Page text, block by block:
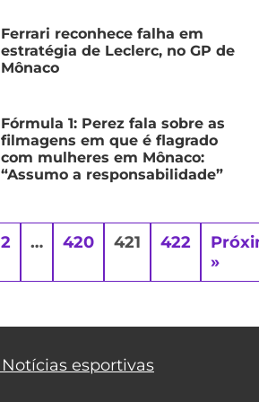
Ferrari reconhece falha em
estratégia de Leclerc, no GP de
Mônaco
Fórmula 1: Perez fala sobre as
filmagens em que é flagrado
com mulheres em Mônaco:
“Assumo a responsabilidade”
2 … 420 421 422
»